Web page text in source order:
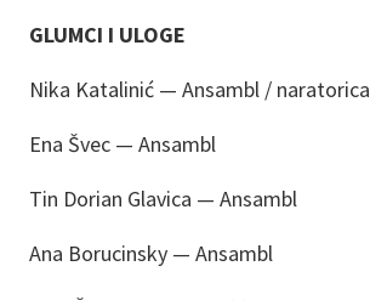
GLUMCI I ULOGE
Nika Katalinić — Ansambl / naratorica
Ena Švec — Ansambl
Tin Dorian Glavica — Ansambl
Ana Borucinsky — Ansambl